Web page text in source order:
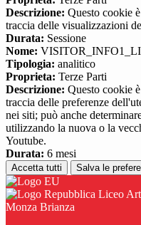
Descrizione: Questo cookie
traccia delle visualizzazioni
Durata: Sessione
Nome:
Tipologia: analitico
Proprieta: Terze Parti
Descrizione: Questo cookie
traccia delle preferenze
nei siti; può anche
utilizzando la nuova o la
Youtube.
Durata: 6 mesi
Accetta tutti Salva le
Liceo
Monza Brianza